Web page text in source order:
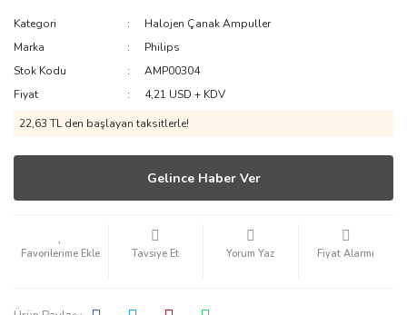
Kategori
Halojen Çanak Ampuller
Marka
Philips
Stok Kodu
AMP00304
Fiyat
4,21 USD + KDV
22,63 TL den başlayan taksitlerle!
Gelince Haber Ver
Tavsiye Et Yorum Yaz Fiyat Alarmı